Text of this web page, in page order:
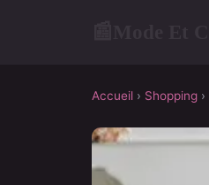
Accueil › Shopping ›